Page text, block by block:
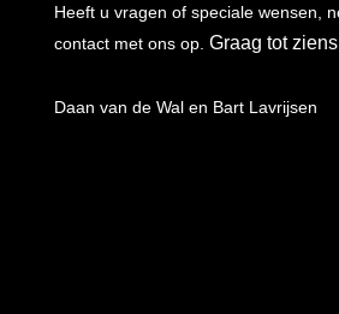
Heeft u vragen of speciale wensen,
contact met ons op. Graag tot
Daan van de Wal en Bart Lavrijsen